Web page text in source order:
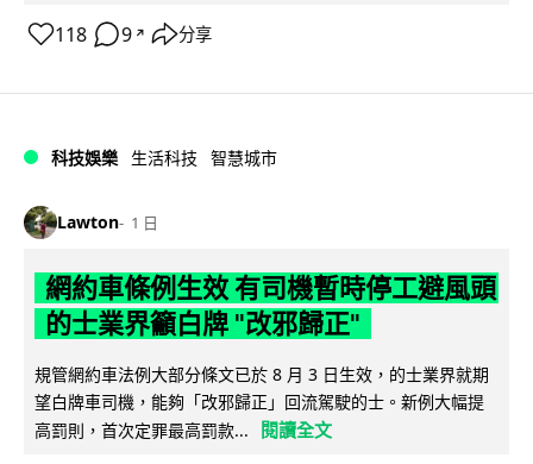
118 9 ↗ 分享
科技娛樂 生活科技 智慧城市
Lawton 1 日
網約車條例生效 有司機暫時停工避風頭
的士業界籲白牌 "改邪歸正"
規管網約車法例大部分條文已於 8 月 3 日生效，的士業界就期
望白牌車司機，能夠「改邪歸正」回流駕駛的士。新例大幅提
高罰則，首次定罪最高罰款...
閱讀全文